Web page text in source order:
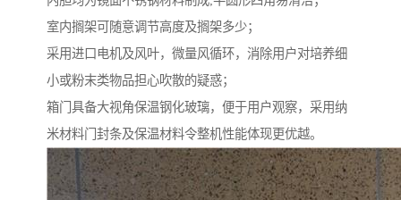
室内搁架可随意调节高度及搁架多少；
采用进口电机及风叶，微量风循环，消除用户对培养细
小或粉末类物品担心吹散的疑惑；
箱门具备大视角保温钢化玻璃，便于用户观察，采用纳
米材料门封条及保温材料令整机性能体现更优越。